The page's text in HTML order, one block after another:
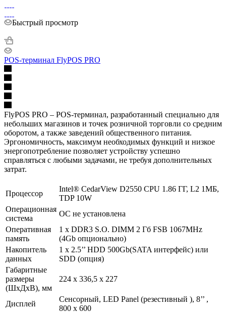
Быстрый просмотр
POS-терминал FlyPOS PRO
FlyPOS PRO – POS-терминал, разработанный специально для
небольших магазинов и точек розничной торговли со средним
оборотом, а также заведений общественного питания.
Эргономичность, максимум необходимых функций и низкое
энергопотребление позволяет устройству успешно
справляться с любыми задачами, не требуя дополнительных
затрат.
Процессор
Intel® CedarView D2550 CPU 1.86 ГГ, L2 1МБ,
TDP 10W
Операционная
система
ОС не установлена
Оперативная
память
1 x DDR3 S.O. DIMM 2 Гб FSB 1067MHz
(4Gb опционально)
Накопитель
данных
1 х 2.5’’ HDD 500Gb(SATA интерфейс) или
SDD (опция)
Габаритные
размеры
(ШхДхВ), мм
224 х 336,5 х 227
Дисплей
Сенсорный, LED Panel (резестивный ), 8’’ ,
800 х 600